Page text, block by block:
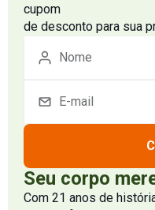
cupom
de desconto para sua
Seu corpo
Com 21 anos de